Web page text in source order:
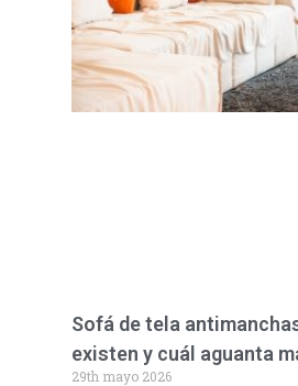
Sofá de tela
existen y cuál aguanta
29th mayo 2026